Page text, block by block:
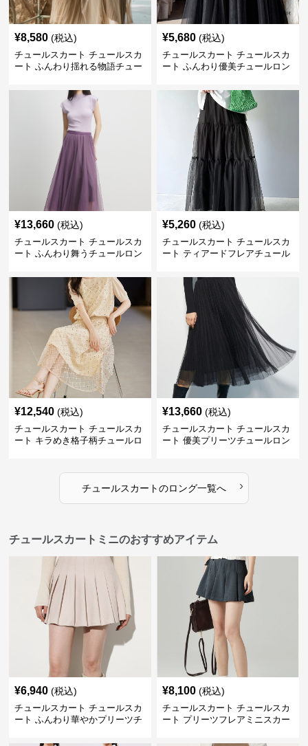
¥8,580 (税込)
チュールスカート チュールスカ
ート ふんわり揺れる物語チュー
¥5,680 (税込)
チュールスカート チュールスカ
ート ふんわり優美チュールロン
¥13,660 (税込)
チュールスカート チュールスカ
ート ふんわり舞うチュールロン
¥5,260 (税込)
チュールスカート チュールスカ
ート ティアードフレアチュール
¥12,540 (税込)
チュールスカート チュールスカ
ート キラめき格子柄チュールロ
¥13,660 (税込)
チュールスカート チュールスカ
ート 優美プリーツチュールロン
チュールスカートのロング一覧へ ›
チュールスカートミニのおすすめアイテム
¥6,940 (税込)
チュールスカート チュールスカ
ート ふんわり華やかプリーツチ
¥8,100 (税込)
チュールスカート チュールスカ
ート プリーツフレアミニスカー